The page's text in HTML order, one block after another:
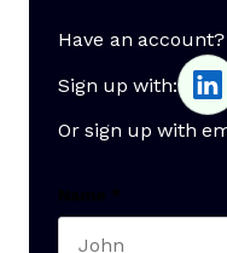
Have an account?
Sign up with:
Or sign up with
Name *